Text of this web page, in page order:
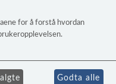
for å forstå hvordan
Godta alle